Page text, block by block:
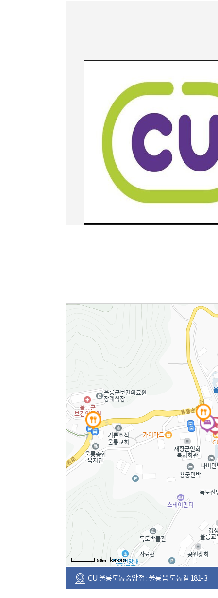
수상레포츠
50m
CU 울릉도동중앙점 : 울릉읍 도동길 181-3